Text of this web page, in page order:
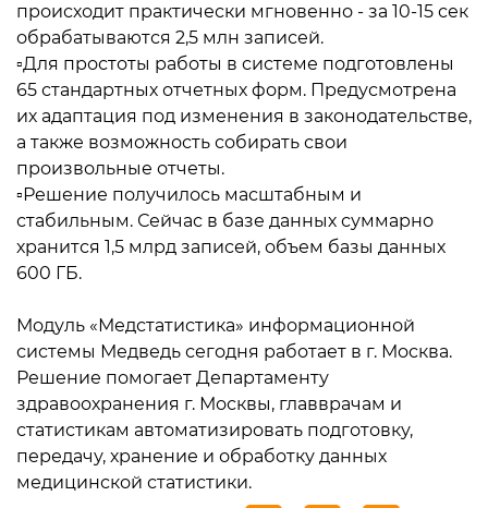
происходит практически мгновенно - за 10-15 сек
обрабатываются 2,5 млн записей.
▫️Для простоты работы в системе подготовлены
65 стандартных отчетных форм. Предусмотрена
их адаптация под изменения в законодательстве,
а также возможность собирать свои
произвольные отчеты.
▫️Решение получилось масштабным и
стабильным. Сейчас в базе данных суммарно
хранится 1,5 млрд записей, объем базы данных
600 ГБ.
Модуль «Медстатистика» информационной
системы Медведь сегодня работает в г. Москва.
Решение помогает Департаменту
здравоохранения г. Москвы, главврачам и
статистикам автоматизировать подготовку,
передачу, хранение и обработку данных
медицинской статистики.